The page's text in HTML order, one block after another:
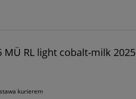
MÜ RL light cobalt-milk 2025
kurierem